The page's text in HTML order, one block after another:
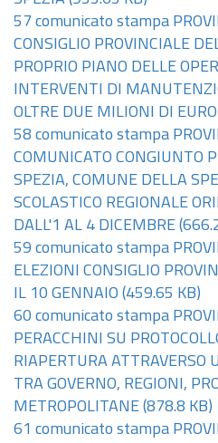
57 comunicato stampa
CONSIGLIO PROVINCIALE
PROPRIO PIANO DELLE
INTERVENTI DI
OLTRE DUE MILIONI DI EURO
58 comunicato stampa
COMUNICATO CONGIUNTO
SPEZIA, COMUNE DELLA
SCOLASTICO REGIONALE
DALL'1 AL 4 DICEMBRE
59 comunicato stampa
ELEZIONI CONSIGLIO
IL 10 GENNAIO (459.65 KB)
60 comunicato stampa
PERACCHINI SU
RIAPERTURA ATTRAVERSO
TRA GOVERNO, REGIONI,
METROPOLITANE (878.8 KB)
61 comunicato stampa